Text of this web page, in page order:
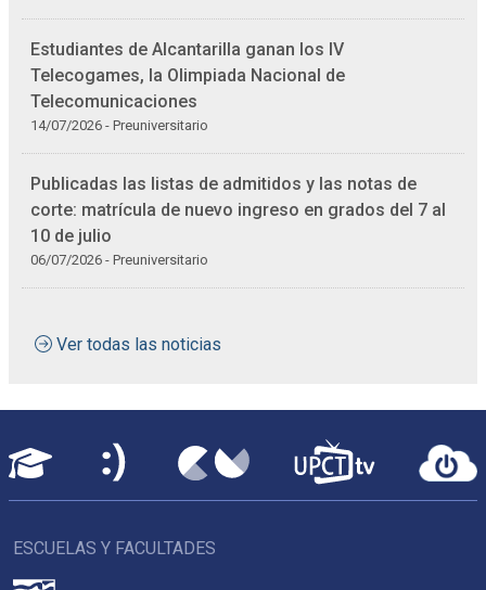
Estudiantes de Alcantarilla ganan los IV
Telecogames, la Olimpiada Nacional de
Telecomunicaciones
14/07/2026 - Preuniversitario
Publicadas las listas de admitidos y las notas de
corte: matrícula de nuevo ingreso en grados del 7 al
10 de julio
06/07/2026 - Preuniversitario
Ver todas las noticias
ESCUELAS Y FACULTADES